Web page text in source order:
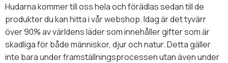
Hudarna kommer till oss hela och förädlas sedan till de
produkter du kan hitta i vår webshop. Idag är det tyvärr
över 90% av världens läder som innehåller gifter som är
skadliga för både människor, djur och natur. Detta gäller
inte bara under framställningsprocessen utan även under